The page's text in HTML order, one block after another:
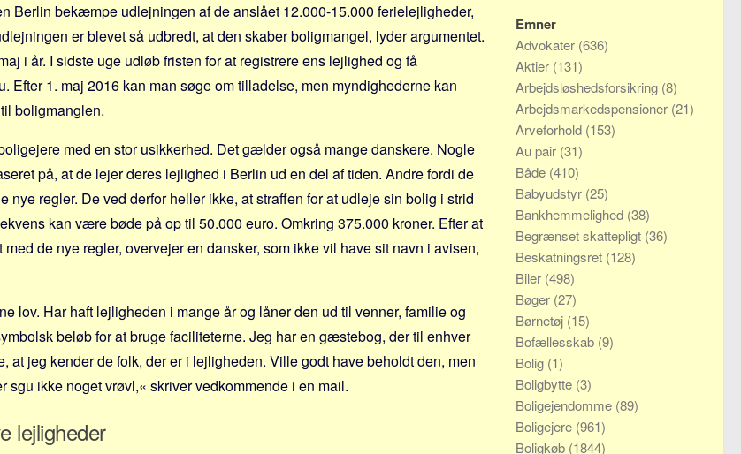
Berlin bekæmpe udlejningen af de anslået 12.000-15.000 ferielejligheder,
er blevet så udbredt, at den skaber boligmangel, lyder argumentet.
i år. I sidste uge udløb fristen for at registrere ens lejlighed og få
Efter 1. maj 2016 kan man søge om tilladelse, men myndighederne kan
boligmanglen.
med en stor usikkerhed. Det gælder også mange danskere. Nogle
på, at de lejer deres lejlighed i Berlin ud en del af tiden. Andre fordi de
nye regler. De ved derfor heller ikke, at straffen for at udleje sin bolig i strid
kan være bøde på op til 50.000 euro. Omkring 375.000 kroner. Efter at
de nye regler, overvejer en dansker, som ikke vil have sit navn i avisen,
lov. Har haft lejligheden i mange år og låner den ud til venner, familie og
beløb for at bruge faciliteterne. Jeg har en gæstebog, der til enhver
at jeg kender de folk, der er i lejligheden. Ville godt have beholdt den, men
sgu ikke noget vrøvl,« skriver vedkommende i en mail.
lejligheder
Emner
Advokater (636)
Aktier (131)
Arbejdsløshedsforsikring (8)
Arbejdsmarkedspensioner (21)
Arveforhold (153)
Au pair (31)
Både (410)
Babyudstyr (25)
Bankhemmelighed (38)
Begrænset skattepligt (36)
Beskatningsret (128)
Biler (498)
Bøger (27)
Børnetøj (15)
Bofællesskab (9)
Bolig (1)
Boligbytte (3)
Boligejendomme (89)
Boligejere (961)
Boligkøb (1844)